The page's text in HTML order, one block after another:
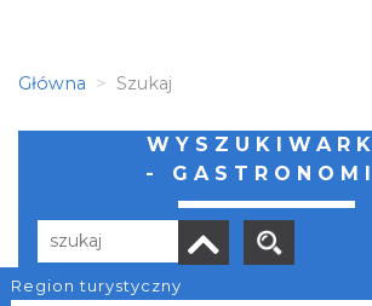
Główna Szukaj
-
Region turystyczny